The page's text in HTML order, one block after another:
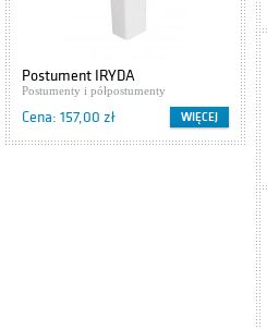
Postument IRYDA
Postumenty i półpostumenty
Cena: 157,00 zł WIĘCEJ